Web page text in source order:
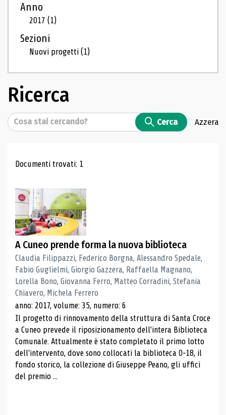
Anno
2017(1)
Sezioni
Nuovi progetti(1)
Ricerca
Cerca Cerca Azzera
Risultati di ricerca
Documenti trovati: 1
A Cuneo prende forma la nuova biblioteca
Claudia Filippazzi, Federico Borgna, Alessandro Spedale,
Fabio Guglielmi, Giorgio Gazzera, Raffaella Magnano,
Lorella Bono, Giovanna Ferro, Matteo Corradini, Stefania
Chiavero, Michela Ferrero
anno: 2017, volume: 35, numero: 6
Il progetto di rinnovamento della struttura di Santa Croce
a Cuneo prevede il riposizionamento dell'intera Biblioteca
Comunale. Attualmente è stato completato il primo lotto
dell'intervento, dove sono collocati la biblioteca 0-18, il
fondo storico, la collezione di Giuseppe Peano, gli uffici
del premio ...